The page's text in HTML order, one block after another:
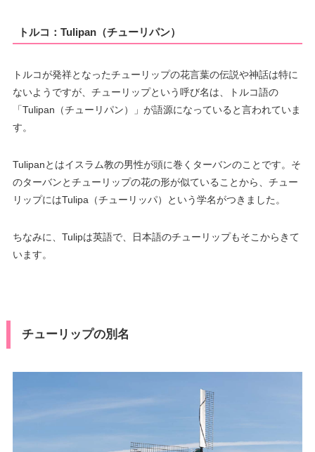
トルコ：Tulipan（チューリパン）
トルコが発祥となったチューリップの花言葉の伝説や神話は特に
ないようですが、チューリップという呼び名は、トルコ語の
「Tulipan（チューリパン）」が語源になっていると言われていま
す。
Tulipanとはイスラム教の男性が頭に巻くターバンのことです。そ
のターバンとチューリップの花の形が似ていることから、チュー
リップにはTulipa（チューリッパ）という学名がつきました。
ちなみに、Tulipは英語で、日本語のチューリップもそこからきて
います。
チューリップの別名